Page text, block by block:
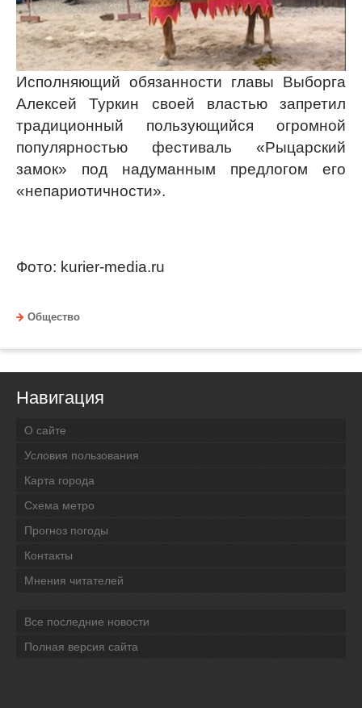
Исполняющий обязанности главы Выборга
Алексей Туркин своей властью запретил
традиционный пользующийся огромной
популярностью фестиваль «Рыцарский
замок» под надуманным предлогом его
«непариотичности».
Фото: kurier-media.ru
Общество
Навигация
О сайте
Условия пользования
Карта города
Схема метро
Прогноз погоды
Контакты
Мнения читателей
Все последние новости
Полная версия сайта